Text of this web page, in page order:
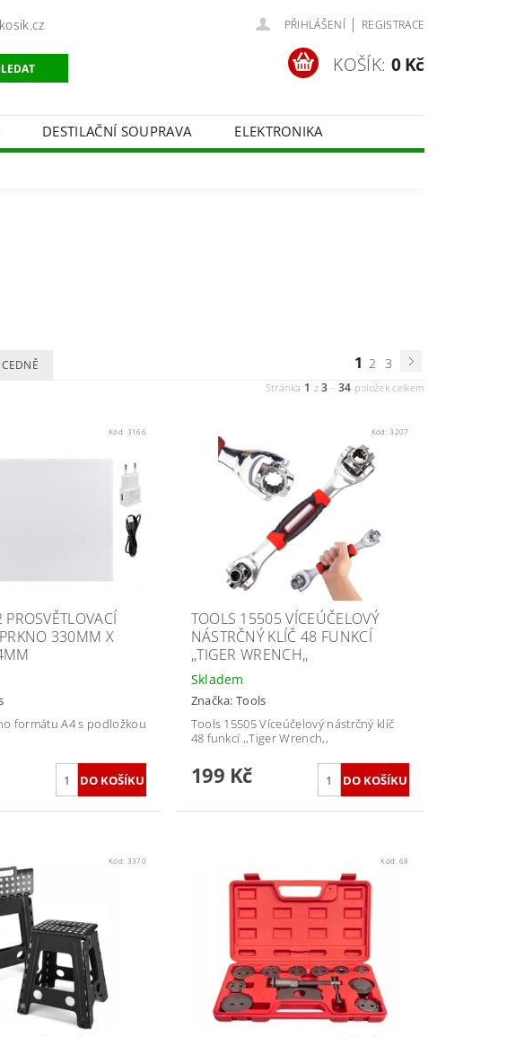
PŘIHLÁŠENÍ | REGISTRACE
KOŠÍK: 0 Kč
DESTILAČNÍ SOUPRAVA
ELEKTRONIKA
1 2 3
Stránka 1 z3 - 34 položek celkem
Kód: 3166
330MM X
formátu A4 s podložkou
Kód:3207
TOOLS 15505 VÍCEÚČELOVÝ
NÁSTRČNÝ KLÍČ 48 FUNKCÍ
,,TIGER WRENCH,,
Skladem
Značka:Tools
Tools 15505 Víceúčelový nástrčný klíč
48 funkcí ,,Tiger Wrench,,
199 Kč
Kód: 3370 Kód: 68